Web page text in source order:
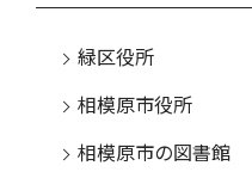
緑区役所
相模原市役所
相模原市の図書館